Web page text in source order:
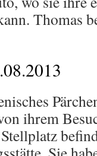
Thomas
ihrem